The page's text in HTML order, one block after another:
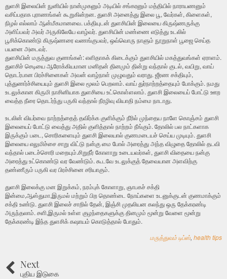
துளசி இலையின் நுனியில் நான்முகனும் அடியில் சங்கரனும் மத்தியில் நாராயணனும்
வசிப்பதாக புராணங்கள் கூறுகின்றன. துளசி அனைத்து இலை பூ, வேர்கள், கிளைகள்,
நிழல் எல்லாம் ஆன்மீகமானவை. பக்தியுடன் துளசியின் இலையை கிருஷ்ணருக்கு
அளிப்பவர் அவர் அருகிலேயே வாழ்வர். துளசியின் மண்ணை எடுத்து உடலில்
பூசிக்கொண்டு கிருஷ்ணரை வணங்குபவர், ஒவ்வொரு நாளும் நூறுநாள் பூஜை செய்த
பயனை அடைவர்.
துளசியின் மருத்துவ குணங்கள்: எளிதாகக் கிடைக்கும் துளசியில் மகத்துவங்கள் ஏராளம்.
துளசிச் செடியை ஆரோக்கியமான மனிதன் தினமும் தின்று வந்தால் குடல், வயிறு, வாய்
தொடர்பான பிரச்சினைகள் அவன் வாழ்நாள் முழுவதும் வராது. ஜீரண சக்தியும்,
புத்துணர்ச்சியையும் துளசி இலை மூலம் பெறலாம். வா‌ய் து‌ர்நா‌ற்ற‌த்தையு‌ம் போ‌க்கு‌ம். நமது
உடலுக்கான கிருமி நாசினியாக துளசியை உட்கொள்ளலாம். துளசி இலையைப் போட்டு ஊற
வைத்த நீரை தொடர்ந்து பருகி வந்தால் நீரழிவு வியாதி நம்மை நாடாது.
உடலின் வியர்வை நாற்றத்தைத் தவிர்க்க குளிக்கும் நீரில் முந்தைய நாளே கொஞ்சம் துளசி
இலையைப் போட்டு வைத்து அதில் குளித்தால் நாற்றம் நீங்கும். தோலில் பல நாட்களாக
இருக்கும் படை, சொரிகளையும் துளசி இலையால் குணமடையச் செய்ய முடியும். துளசி
இலையை எலுமிச்சை சாறு விட்டு நன்கு மை போல் அரைத்து அந்த விழுதை தோலில் தடவி
வந்தால் படைச்சொரி மறையும்.சிறுநீர் கோளாறு உடையவர்கள், துளசி விதையை நன்கு
அரைத்து உட்கொண்டு வர வேண்டும். கூடவே உடலுக்குத் தேவையான அளவிற்கு
தண்ணீரும் பருகி வர பிரச்சினை சரியாகும்.
துளசி இலைக்கு மன இறுக்கம், நரம்புக் கோளாறு, ஞாபகச் சக்தி
இன்மை,ஆஸ்துமா,இருமல் மற்றும் பிற தொண்டை நோய்களை உடனுக்குடன் குணமாக்கும்
சக்தி உண்டு. துளசி இலைச் சாறில் தேன், இஞ்சி முதலியன கலந்து ஒரு தேக்கரண்டி
அருந்தலாம். சளி,இருமல் உள்ள குழந்தைகளுக்கு தினமும் மூன்று வேளை மூன்று
தேக்கரண்டி இந்த துளசிக் கஷாயம் கொடுத்தால் போதும்.
மருத்துவம் டிப்ஸ், health tips
Next
புதிய இடுகை